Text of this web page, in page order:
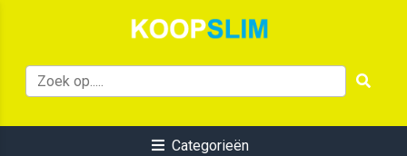
Categorieën